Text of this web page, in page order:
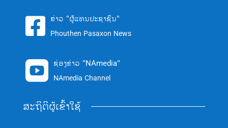
 ຂ່າວ "ຜູ້ແທນປະຊາຊົນ"
Phouthen Pasaxon News
 ຊ່ອງຂ່າວ "NAmedia"
NAmedia Channel
ສະຖິຕິຜູ້ເຂົ້າໃຊ້